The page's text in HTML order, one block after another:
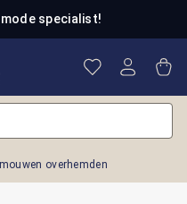
specialist!
Je hebt 0
overhemden